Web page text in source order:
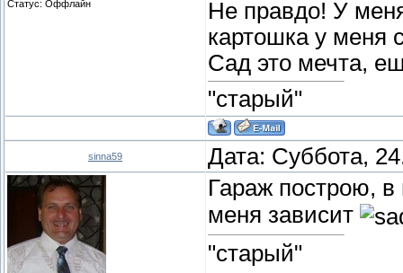
Статус: Оффлайн
Не правдо! У
картошка у меня
Сад это мечта,
"старый"
sinna59 Дата: Суббота,
Гараж построю,
меня зависит
"старый"